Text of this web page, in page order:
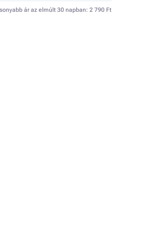
ár az elmúlt 30 napban: 2 790 Ft
90x110 mm